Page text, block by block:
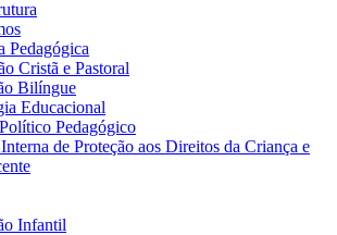
Pedagógica
Cristã e Pastoral
Bilíngue
Educacional
Pedagógico
de Proteção aos Direitos da Criança e
Infantil